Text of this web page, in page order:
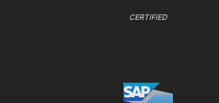
CERTIFIED